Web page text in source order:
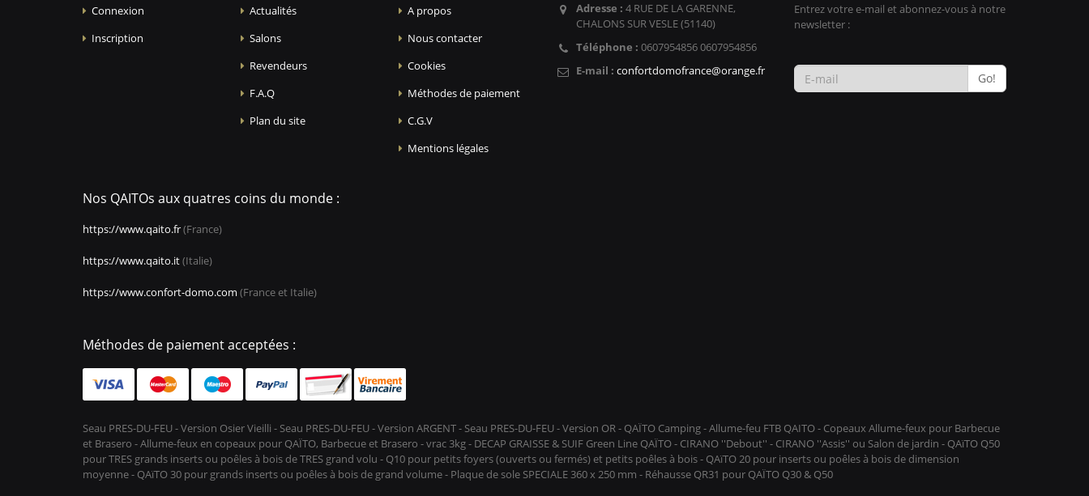
Connexion
Inscription
Actualités
Salons
Revendeurs
F.A.Q
Plan du site
A propos
Nous contacter
Cookies
Méthodes de paiement
C.G.V
Mentions légales
Adresse : 4 RUE DE LA GARENNE,
CHALONS SUR VESLE (51140)
Téléphone : 0607954856 0607954856
E-mail : confortdomofrance@orange.fr
Entrez votre e-mail et abonnez-vous à notre
newsletter :
Go!
Nos QAITOs aux quatres coins du monde :
https://www.qaito.fr(France)
https://www.qaito.it(Italie)
https://www.confort-domo.com (France et Italie)
Méthodes de paiement acceptées :
Seau PRES-DU-FEU - Version Osier Vieilli - Seau PRES-DU-FEU - Version ARGENT - Seau PRES-DU-FEU - Version OR - QAÏTO Camping - Allume-feu FTB QAITO - Copeaux Allume-feux pour Barbecue
et Brasero - Allume-feux en copeaux pour QAÏTO, Barbecue et Brasero - vrac 3kg - DECAP GRAISSE & SUIF Green Line QAÏTO - CIRANO ''Debout'' - CIRANO ''Assis'' ou Salon de jardin - QAïTO Q50
pour TRES grands inserts ou poêles à bois de TRES grand volu - Q10 pour petits foyers (ouverts ou fermés) et petits poêles à bois - QAïTO 20 pour inserts ou poêles à bois de dimension
moyenne - QAïTO 30 pour grands inserts ou poêles à bois de grand volume - Plaque de sole SPECIALE 360 x 250 mm - Réhausse QR31 pour QAÏTO Q30 & Q50